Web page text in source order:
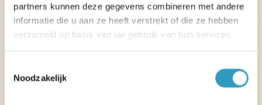
partners kunnen deze gegevens combineren met andere
informatie die u aan ze heeft verstrekt of die ze hebben
verzameld op basis van uw gebruik van hun services.
Noodzakelijk
Bosrijke omgeving op 150 m van het strand
Ideaal voor stellen met jonge kinderen
Ik ga naar de Vendée 🌊